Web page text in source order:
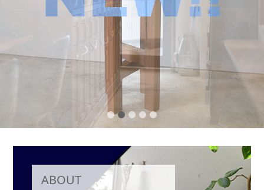
ONLINE SHOP「小さなスツール【黒】」
ABOUT